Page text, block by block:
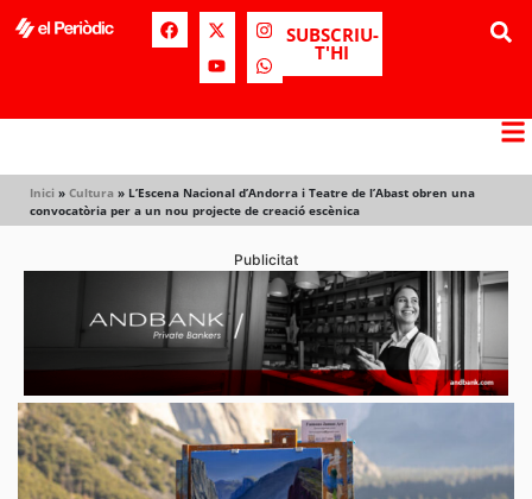
SUBSCRIU-
T'HI
Inici » Cultura » L’Escena Nacional d’Andorra i Teatre de l’Abast obren una
convocatòria per a un nou projecte de creació escènica
Publicitat